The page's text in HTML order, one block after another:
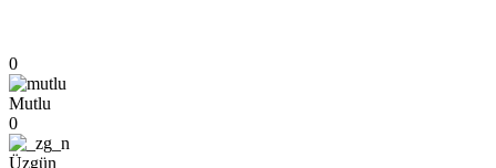
0
Mutlu
0
Üzgün